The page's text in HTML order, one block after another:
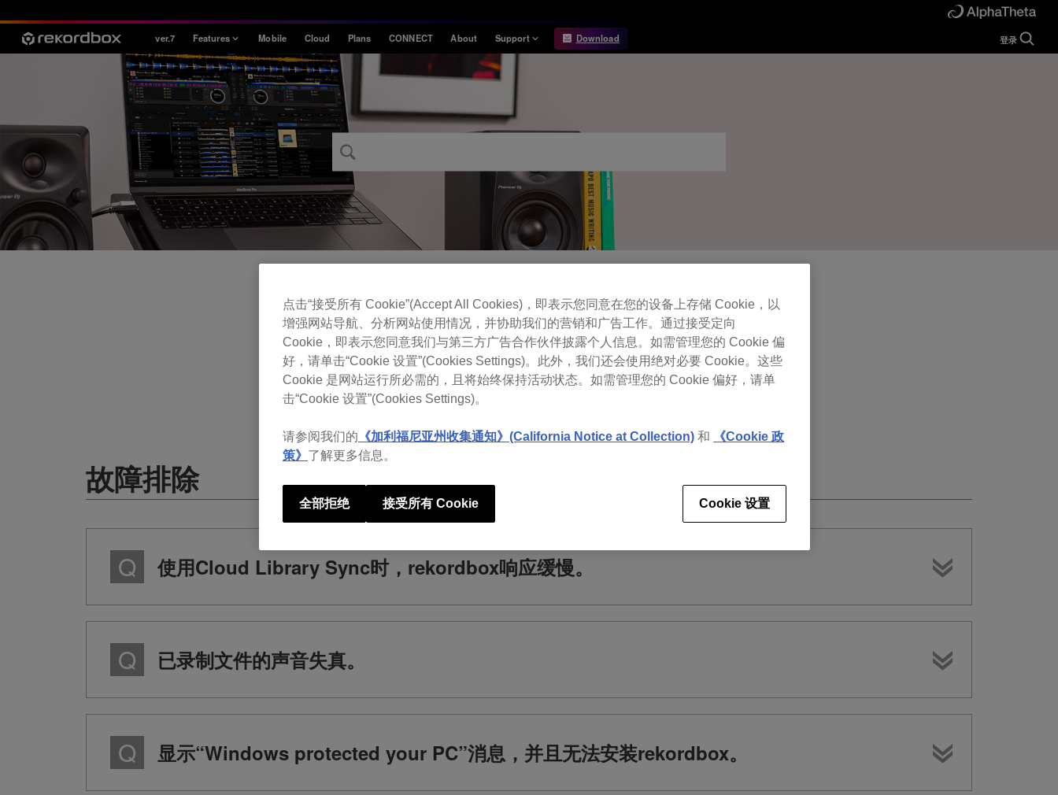
ver.7 Features
Style
House / Techno
Open Format
Mobile & Home
Professional
Mobile Cloud Plans CONNECT About Support
Information
Release Notes
Requirements
Download 登录
FAQ
可查看rekordbox常见问题
故障排除
使用Cloud Library Sync时，rekordbox响应缓慢。
已录制文件的声音失真。
显示“Windows protected your PC”消息，并且无法安装rekordbox。
点击“接受所有 Cookie”(Accept All Cookies)，即表示您同意在您的设备上存储 Cookie，以
增强网站导航、分析网站使用情况，并协助我们的营销和广告工作。通过接受定向
Cookie，即表示您同意我们与第三方广告合作伙伴披露个人信息。如需管理您的 Cookie 偏
好，请单击“Cookie 设置”(Cookies Settings)。此外，我们还会使用绝对必要 Cookie。这些
Cookie 是网站运行所必需的，且将始终保持活动状态。如需管理您的 Cookie 偏好，请单
击“Cookie 设置”(Cookies Settings)。
请参阅我们的 《加利福尼亚州收集通知》(California Notice at Collection) 和
《Cookie 政
策》 了解更多信息。
Cookie 设置
全部拒绝 接受所有 Cookie